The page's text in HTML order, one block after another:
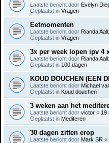
Laatste bericht door Evelyn
Geplaatst in Vragen
Eetmomenten
Laatste bericht door Rianda
Geplaatst in Vragen
3x per week lopen ipv 4
Laatste bericht door Rianda
Geplaatst in 100 dagen
KOUD DOUCHEN (EEN
Laatste bericht door Michael
Geplaatst in Koud douchen
3 weken aan het
Laatste bericht door victor « 19
Geplaatst in Mediteren
30 dagen zitten erop
Laatste bericht door Mark SR «